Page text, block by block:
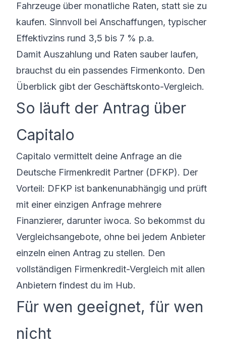
Fahrzeuge über monatliche Raten, statt sie zu
kaufen. Sinnvoll bei Anschaffungen, typischer
Effektivzins rund 3,5 bis 7 % p.a.
Damit Auszahlung und Raten sauber laufen,
brauchst du ein passendes Firmenkonto. Den
Überblick gibt der Geschäftskonto-Vergleich.
So läuft der Antrag über
Capitalo
Capitalo vermittelt deine Anfrage an die
Deutsche Firmenkredit Partner (DFKP). Der
Vorteil: DFKP ist bankenunabhängig und prüft
mit einer einzigen Anfrage mehrere
Finanzierer, darunter iwoca. So bekommst du
Vergleichsangebote, ohne bei jedem Anbieter
einzeln einen Antrag zu stellen. Den
vollständigen Firmenkredit-Vergleich mit allen
Anbietern findest du im Hub.
Für wen geeignet, für wen
nicht